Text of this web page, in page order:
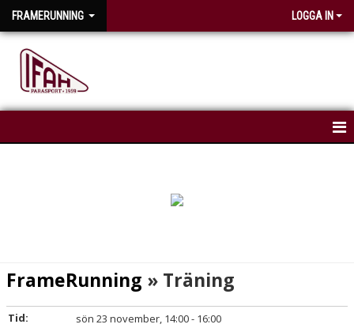
FRAMERUNNING LOGGA IN
FrameRunning » Träning
Tid:
sön 23 november, 14:00 - 16:00